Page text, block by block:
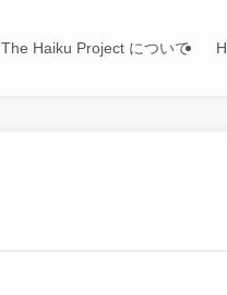
The Haiku Project について